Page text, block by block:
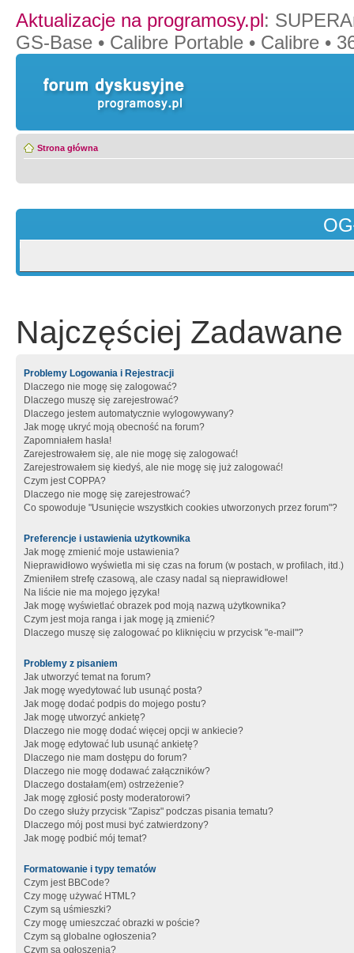
Aktualizacje na programosy.pl:
GS-Base • Calibre Portable • Calibre •
Strona główna
Najczęściej Zadawane
Problemy Logowania i Rejestracji
Dlaczego nie mogę się zalogować?
Dlaczego muszę się zarejestrować?
Dlaczego jestem automatycznie wylogowywany?
Jak mogę ukryć moją obecność na forum?
Zapomniałem hasła!
Zarejestrowałem się, ale nie mogę się zalogować!
Zarejestrowałem się kiedyś, ale nie mogę się już zalogować!
Czym jest COPPA?
Dlaczego nie mogę się zarejestrować?
Co spowoduje "Usunięcie wszystkich cookies utworzonych przez forum"?
Preferencje i ustawienia użytkownika
Jak mogę zmienić moje ustawienia?
Nieprawidłowo wyświetla mi się czas na forum (w postach, w profilach, itd.)
Zmieniłem strefę czasową, ale czasy nadal są nieprawidłowe!
Na liście nie ma mojego języka!
Jak mogę wyświetlać obrazek pod moją nazwą użytkownika?
Czym jest moja ranga i jak mogę ją zmienić?
Dlaczego muszę się zalogować po kliknięciu w przycisk "e-mail"?
Problemy z pisaniem
Jak utworzyć temat na forum?
Jak mogę wyedytować lub usunąć posta?
Jak mogę dodać podpis do mojego postu?
Jak mogę utworzyć ankietę?
Dlaczego nie mogę dodać więcej opcji w ankiecie?
Jak mogę edytować lub usunąć ankietę?
Dlaczego nie mam dostępu do forum?
Dlaczego nie mogę dodawać załączników?
Dlaczego dostałam(em) ostrzeżenie?
Jak mogę zgłosić posty moderatorowi?
Do czego służy przycisk "Zapisz" podczas pisania tematu?
Dlaczego mój post musi być zatwierdzony?
Jak mogę podbić mój temat?
Formatowanie i typy tematów
Czym jest BBCode?
Czy mogę używać HTML?
Czym są uśmieszki?
Czy mogę umieszczać obrazki w poście?
Czym są globalne ogłoszenia?
Czym są ogłoszenia?